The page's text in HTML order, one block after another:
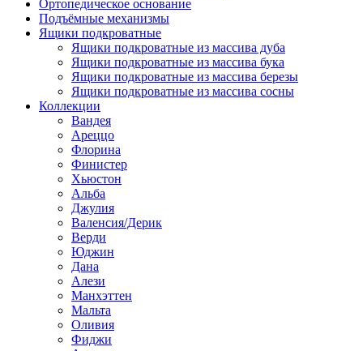
Ортопедическое основание
Подъёмные механизмы
Ящики подкроватные
Ящики подкроватные из массива дуба
Ящики подкроватные из массива бука
Ящики подкроватные из массива березы
Ящики подкроватные из массива сосны
Коллекции
Вандея
Ареццо
Флорина
Финистер
Хьюстон
Альба
Джулия
Валенсия/Дерик
Верди
Юджин
Дана
Алези
Манхэттен
Мальта
Оливия
Фиджи